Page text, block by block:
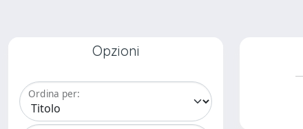
Opzioni
Ordina per: